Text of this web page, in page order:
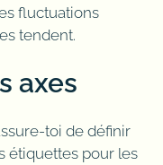
fluctuations
tendent.
axes
toi de définir
étiquettes pour les